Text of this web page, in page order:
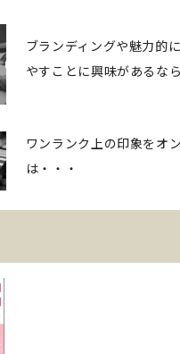
ブランディングや魅力的
やすことに興味があるな
ワンランク上の印象をオ
は・・・